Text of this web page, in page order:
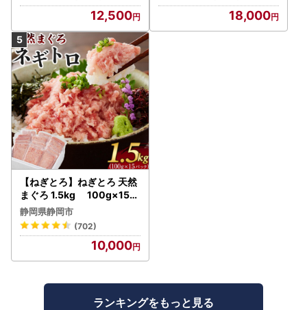
12,500 18,000
【ねぎとろ】ねぎとろ 天然
まぐろ 1.5kg 100g×15パ
ック
静岡県静岡市
(702)
10,000
ランキングをもっと見る